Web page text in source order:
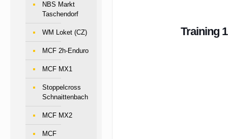
Training
NBS Markt
Taschendorf
WM Loket (CZ)
MCF 2h-Enduro
MCF MX1
Stoppelcross
Schnaittenbach
MCF MX2
MCF